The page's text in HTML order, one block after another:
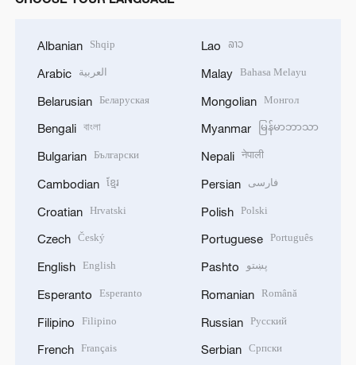
Albanian Shqip
Arabic العربية
Belarusian Беларуская
Bengali বাংলা
Bulgarian Български
Cambodian ខ្មែរ
Croatian Hrvatski
Czech Český
English English
Esperanto Esperanto
Filipino Filipino
French Français
Lao ລາວ
Malay Bahasa Melayu
Mongolian Монгол
Myanmar မြန်မာဘာသာ
Nepali नेपाली
Persian فارسی
Polish Polski
Portuguese Português
Pashto پښتو
Romanian Română
Russian Русский
Serbian Српски